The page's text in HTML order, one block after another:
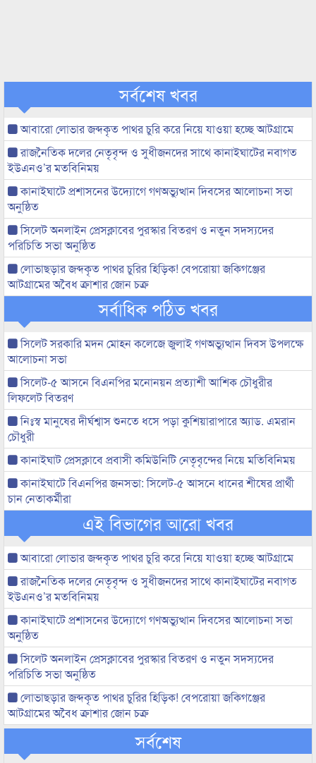
সর্বশেষ খবর
আবারো লোভার জব্দকৃত পাথর চুরি করে নিয়ে যাওয়া হচ্ছে আটগ্রামে
রাজনৈতিক দলের নেতৃবৃন্দ ও সুধীজনদের সাথে কানাইঘাটের নবাগত
ইউএনও’র মতবিনিময়
কানাইঘাটে প্রশাসনের উদ্যোগে গণঅভ্যুত্থান দিবসের আলোচনা সভা
অনুষ্ঠিত
সিলেট অনলাইন প্রেসক্লাবের পুরস্কার বিতরণ ও নতুন সদস্যদের
পরিচিতি সভা অনুষ্ঠিত
লোভাছড়ার জব্দকৃত পাথর চুরির হিড়িক! বেপরোয়া জকিগঞ্জের
আটগ্রামের অবৈধ ক্রাশার জোন চক্র
সর্বাধিক পঠিত খবর
সিলেট সরকারি মদন মোহন কলেজে জুলাই গণঅভ্যুত্থান দিবস উপলক্ষে
আলোচনা সভা
সিলেট-৫ আসনে বিএনপির মনোনয়ন প্রত্যাশী আশিক চৌধুরীর
লিফলেট বিতরণ
নিঃস্ব মানুষের দীর্ঘশ্বাস শুনতে ধসে পড়া কুশিয়ারাপারে অ্যাড. এমরান
চৌধুরী
কানাইঘাট প্রেসক্লাবে প্রবাসী কমিউনিটি নেতৃবৃন্দের নিয়ে মতিবিনিময়
কানাইঘাটে বিএনপির জনসভা: সিলেট-৫ আসনে ধানের শীষের প্রার্থী
চান নেতাকর্মীরা
এই বিভাগের আরো খবর
আবারো লোভার জব্দকৃত পাথর চুরি করে নিয়ে যাওয়া হচ্ছে আটগ্রামে
রাজনৈতিক দলের নেতৃবৃন্দ ও সুধীজনদের সাথে কানাইঘাটের নবাগত
ইউএনও’র মতবিনিময়
কানাইঘাটে প্রশাসনের উদ্যোগে গণঅভ্যুত্থান দিবসের আলোচনা সভা
অনুষ্ঠিত
সিলেট অনলাইন প্রেসক্লাবের পুরস্কার বিতরণ ও নতুন সদস্যদের
পরিচিতি সভা অনুষ্ঠিত
লোভাছড়ার জব্দকৃত পাথর চুরির হিড়িক! বেপরোয়া জকিগঞ্জের
আটগ্রামের অবৈধ ক্রাশার জোন চক্র
সর্বশেষ